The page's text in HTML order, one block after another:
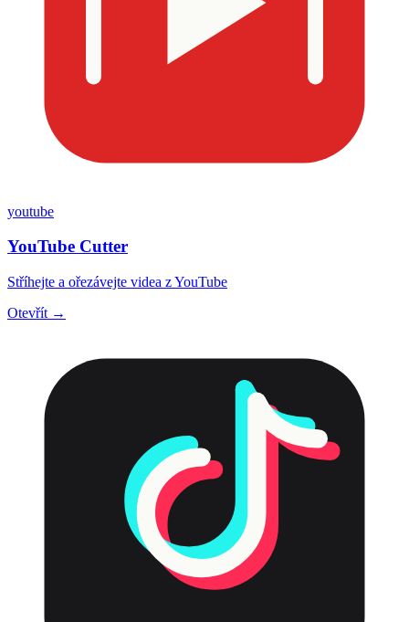
youtube
YouTube Cutter
Stříhejte a ořezávejte videa z YouTube
Otevřít →